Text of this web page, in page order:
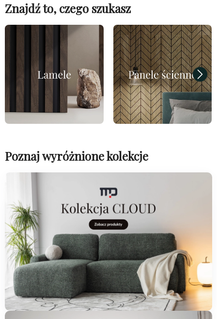
Znajdź to, czego szukasz
Poznaj wyróżnione kolekcje